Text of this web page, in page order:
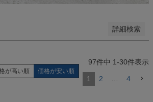
詳細検索
が高い順 価格が安い順
97件中 1-30件表示
1 2 4